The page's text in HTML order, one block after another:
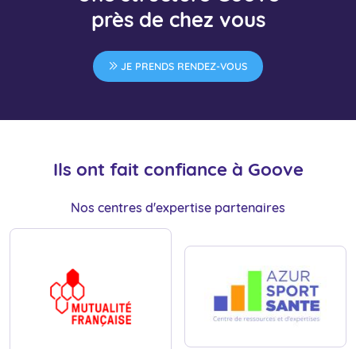
près de chez vous
JE PRENDS RENDEZ-VOUS
Ils ont fait confiance à Goove
Nos centres d'expertise partenaires